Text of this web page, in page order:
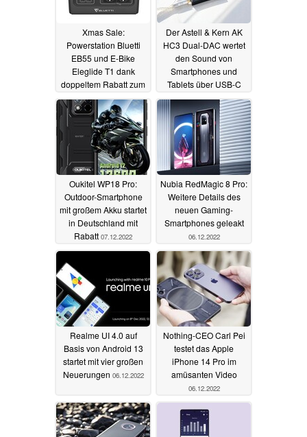
Xmas Sale:
Powerstation Bluetti
EB55 und E-Bike
Eleglide T1 dank
doppeltem Rabatt zum
Schnäppchenpreis
(Ad) 08.12.2022
Der Astell & Kern AK
HC3 Dual-DAC wertet
den Sound von
Smartphones und
Tablets über USB-C
auf07.12.2022
Oukitel WP18 Pro:
Outdoor-Smartphone
mit großem Akku startet
in Deutschland mit
Rabatt 07.12.2022
Nubia RedMagic 8 Pro:
Weitere Details des
neuen Gaming-
Smartphones geleakt
06.12.2022
Realme UI 4.0 auf
Basis von Android 13
startet mit vier großen
Neuerungen 06.12.2022
Nothing-CEO Carl Pei
testet das Apple
iPhone 14 Pro im
amüsanten Video
06.12.2022